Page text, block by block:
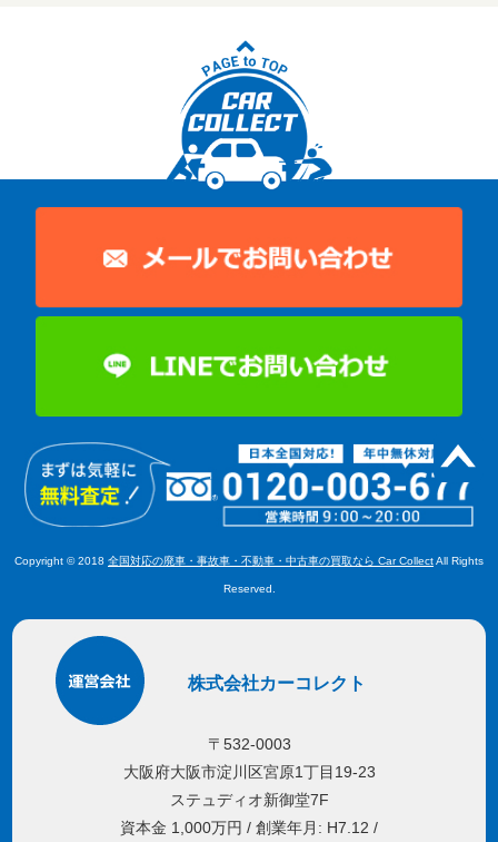
Copyright © 2018 全国対応の廃車・事故車・不動車・中古車の買取なら Car CollectAll Rights
Reserved.
株式会社カーコレクト
〒532-0003
大阪府大阪市淀川区宮原1丁目19-23
ステュディオ新御堂7F
資本金 1,000万円 / 創業年月: H7.12 /